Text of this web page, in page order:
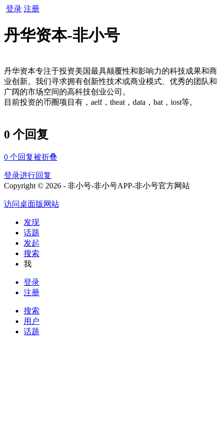
登录 注册
丹华资本-非小号
丹华资本专注于投资美国最具颠覆性和影响力的科技成果和商
业创新。我们寻求拥有创新性技术或商业模式、优秀的团队和
广阔的市场空间的高科技创业公司。
目前投资的币圈项目有，aelf，theat，data，bat，iost等。
0 个回复
0 个回复被折叠
登录进行回复
Copyright © 2026 - 非小号-非小号APP-非小号官方网站
访问桌面版网站
发现
话题
发起
搜索
我
登录
注册
搜索
用户
话题